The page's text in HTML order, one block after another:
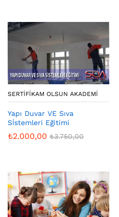
SERTIFIKAM OLSUN AKADEMI
Yapı Duvar VE Sıva
Sİstemleri Eğitimi
₺2.000,00 ₺3.750,00